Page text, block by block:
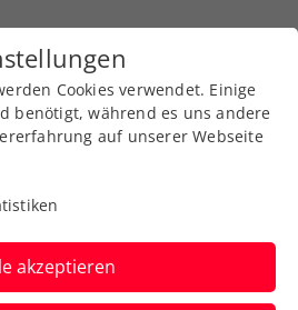
Tulln -
für ÖTV-
über 14 Jahre
Cookies verwendet. Einige
benötigt, während es uns andere
auf unserer Webseite
akzeptieren